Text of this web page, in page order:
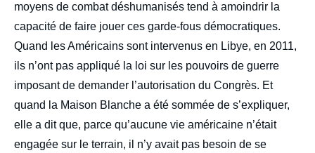
moyens de combat déshumanisés tend à amoindrir la
capacité de faire jouer ces garde-fous démocratiques.
Quand les Américains sont intervenus en Libye, en 2011,
ils n’ont pas appliqué la loi sur les pouvoirs de guerre
imposant de demander l’autorisation du Congrès. Et
quand la Maison Blanche a été sommée de s’expliquer,
elle a dit que, parce qu’aucune vie américaine n’était
engagée sur le terrain, il n’y avait pas besoin de se